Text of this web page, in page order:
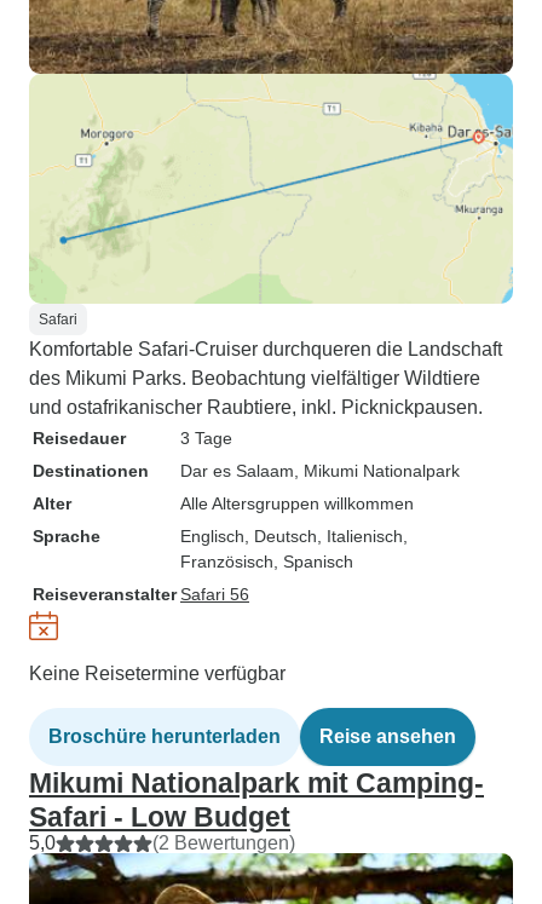
Safari
Komfortable Safari-Cruiser durchqueren die Landschaft
des Mikumi Parks. Beobachtung vielfältiger Wildtiere
und ostafrikanischer Raubtiere, inkl. Picknickpausen.
Reisedauer
3 Tage
Destinationen
Dar es Salaam , Mikumi Nationalpark
Alter
Alle Altersgruppen willkommen
Sprache
Englisch, Deutsch, Italienisch,
Französisch, Spanisch
ReiseveranstalterSafari 56
Keine Reisetermine verfügbar
Broschüre herunterladen Reise ansehen
Mikumi Nationalpark mit Camping-
Safari - Low Budget
5,0 (2 Bewertungen)